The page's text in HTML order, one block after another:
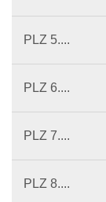
PLZ 5....
PLZ 6....
PLZ 7....
PLZ 8....